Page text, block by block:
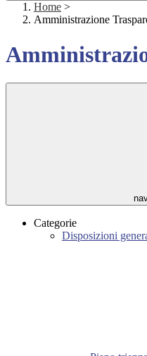
Home >
Amministrazione
Categorie
Disposizioni